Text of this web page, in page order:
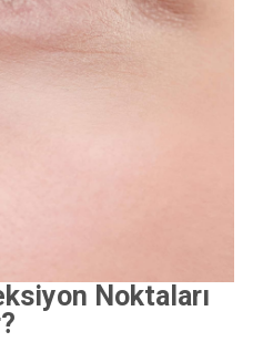
Noktaları